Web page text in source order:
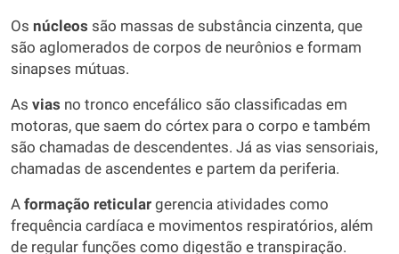
Os núcleos são massas de substância cinzenta, que
são aglomerados de corpos de neurônios e formam
sinapses mútuas.
As vias no tronco encefálico são classificadas em
motoras, que saem do córtex para o corpo e também
são chamadas de descendentes. Já as vias sensoriais,
chamadas de ascendentes e partem da periferia.
A formação reticular gerencia atividades como
frequência cardíaca e movimentos respiratórios, além
de regular funções como digestão e transpiração.